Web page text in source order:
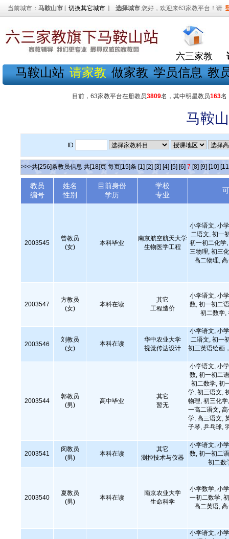
当前城市： 马鞍山市 [ 切换其它城市 ] 选择城市 您好，欢迎来63家教平台！请
六三家教
马鞍山站 请家教 做家教 学员信息 教
目前，63家教平台在册教员3809名，其中明星教员163名
马鞍
ID
>>>共[256]条教员信息 共[18]页 每页[15]条 [1] [2] [3] [4] [5] [6] 7 [8] [9] [10]
教员
编号
姓名
性别
目前身份
学历
学校
专业
2003545
曾教员
(女)
本科毕业
南京航空航天大学
生物医学工程
小学语文, 小
二语文, 初一
初一初二化学
三物理, 初三
高二物理,
2003547
方教员
(女)
本科在读
其它
工程造价
小学语文, 小
数, 初一初二
初二数学,
2003546
刘教员
(女)
本科在读
华中农业大学
视觉传达设计
小学语文, 小
二语文, 初一
初三英语绘画
2003544
郭教员
(男)
高中毕业
其它
暂无
小学语文, 小
数, 初一初二
初二数学, 初
学, 初三语文,
物理, 初三化
一高二语文,
学, 高三语文,
子琴, 乒乓球,
2003541
闵教员
(男)
本科在读
其它
测控技术与仪器
小学语文, 小
数, 初一初二
初二数
2003540
夏教员
(男)
本科在读
南京农业大学
生命科学
小学数学, 小
一初二数学,
高二英语,
小学语文, 小